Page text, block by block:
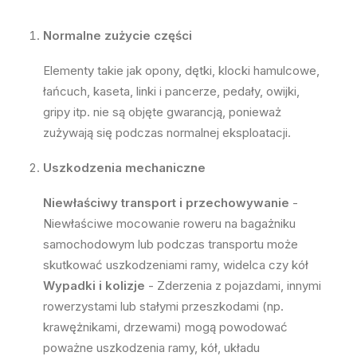
Normalne zużycie części
Elementy takie jak opony, dętki, klocki hamulcowe,
łańcuch, kaseta, linki i pancerze, pedały, owijki,
gripy itp. nie są objęte gwarancją, ponieważ
zużywają się podczas normalnej eksploatacji.
Uszkodzenia mechaniczne
Niewłaściwy transport i przechowywanie -
Niewłaściwe mocowanie roweru na bagażniku
samochodowym lub podczas transportu może
skutkować uszkodzeniami ramy, widelca czy kół
Wypadki i kolizje - Zderzenia z pojazdami, innymi
rowerzystami lub stałymi przeszkodami (np.
krawężnikami, drzewami) mogą powodować
poważne uszkodzenia ramy, kół, układu